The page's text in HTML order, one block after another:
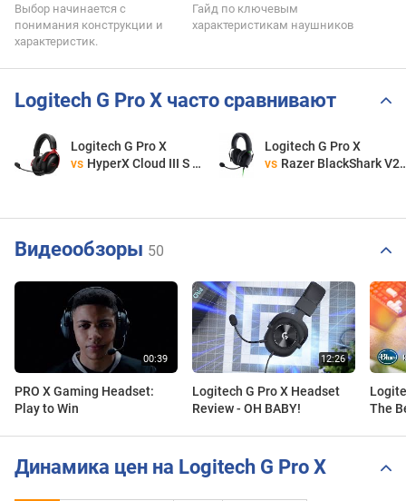
Выбор начинается с
понимания конструкции и
характеристик.
Гайд по ключевым
характеристикам наушников
Logitech G Pro X часто сравнивают
Logitech G Pro X
vs HyperX Cloud III S Wireless
Logitech G Pro X
vs Razer BlackShark V2 X
Видеообзоры 50
PRO X Gaming Headset:
Play to Win
Logitech G Pro X Headset
Review - OH BABY!
The
Динамика цен на Logitech G Pro X